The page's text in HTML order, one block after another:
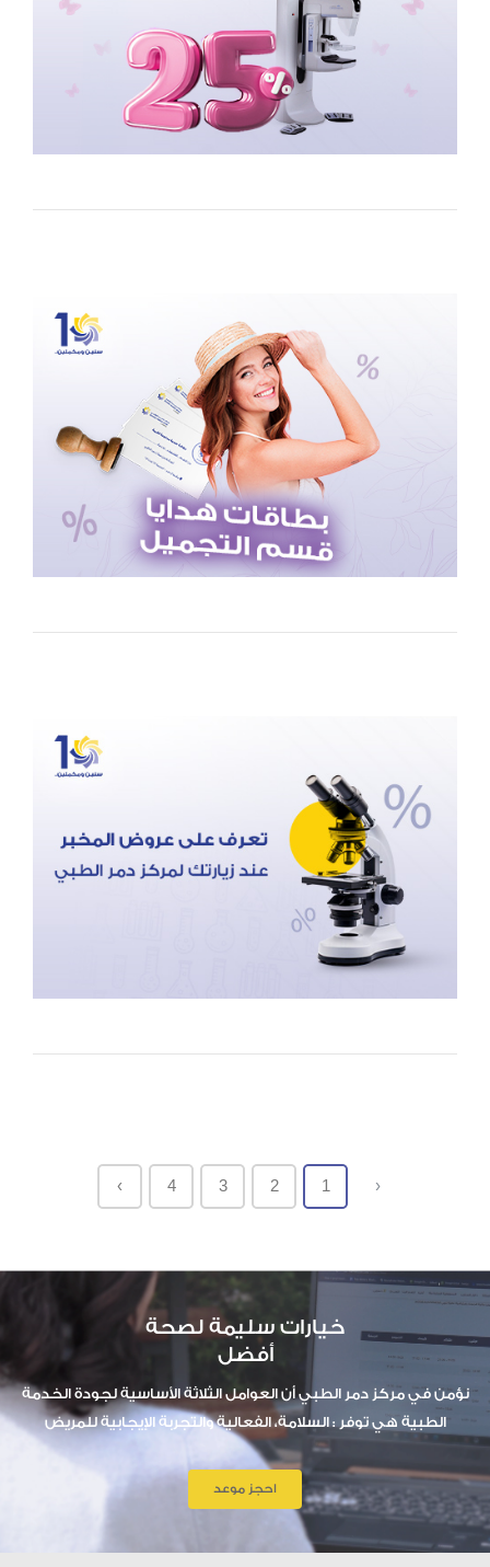
‹
1
2
3
4
›
خيارات سليمة لصحة
أفضل
نؤمن في مركز دمر الطبي أن العوامل الثلاثة الأساسية لجودة الخدمة
الطبية هي توفر : السلامة، الفعالية والتجربة الإيجابية للمريض
احجز موعد